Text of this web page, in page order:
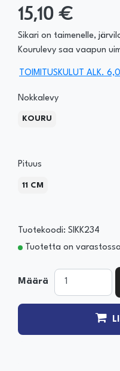
15,10 €
Sikari on taimenelle,
Kourulevy saa vaapun
TOIMITUSKULUT ALK.
Nokkalevy
KOURU
Pituus
11 CM
Tuotekoodi: SIKK234
Tuotetta on varastossa
Määrä